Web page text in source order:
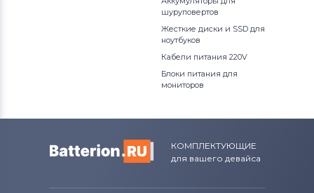
Модули и экраны для смартфонов
Модули и экраны для смартфонов
Модули и экраны для смартфонов
шуруповертов
Жесткие диски и SSD для
ноутбуков
Кабели питания 220V
Блоки питания для
мониторов
КОМПЛЕКТУЮЩИЕ
для вашего девайса